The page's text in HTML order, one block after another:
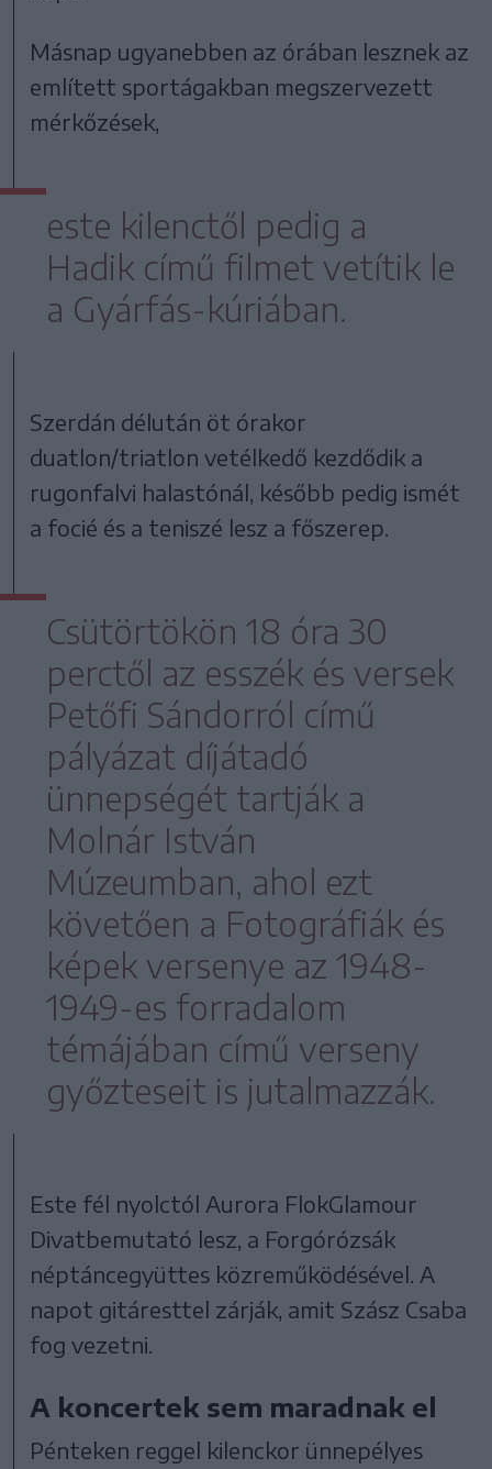
Másnap ugyanebben az órában lesznek az
említett sportágakban megszervezett
mérkőzések,
este kilenctől pedig a
Hadik című filmet vetítik le
a Gyárfás-kúriában.
Szerdán délután öt órakor
duatlon/triatlon vetélkedő kezdődik a
rugonfalvi halastónál, később pedig ismét
a focié és a teniszé lesz a főszerep.
Csütörtökön 18 óra 30
perctől az esszék és versek
Petőfi Sándorról című
pályázat díjátadó
ünnepségét tartják a
Molnár István
Múzeumban, ahol ezt
követően a Fotográfiák és
képek versenye az 1948-
1949-es forradalom
témájában című verseny
győzteseit is jutalmazzák.
Este fél nyolctól Aurora FlokGlamour
Divatbemutató lesz, a Forgórózsák
néptáncegyüttes közreműködésével. A
napot gitáresttel zárják, amit Szász Csaba
fog vezetni.
A koncertek sem maradnak el
Pénteken reggel kilenckor ünnepélyes